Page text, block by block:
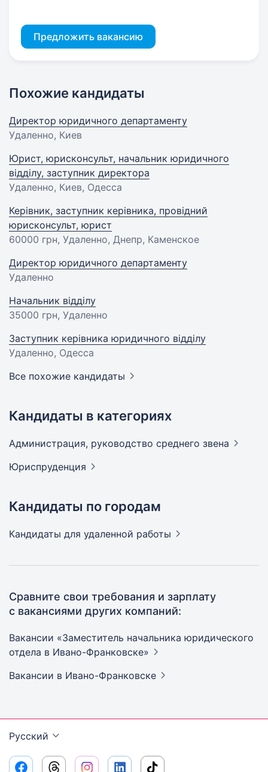
Предложить вакансию
Похожие кандидаты
Директор юридичного департаменту
Удаленно, Киев
Юрист, юрисконсульт, начальник юридичного
відділу, заступник директора
Удаленно, Киев, Одесса
Керівник, заступник керівника, провідний
юрисконсульт, юрист
60000 грн, Удаленно, Днепр, Каменское
Директор юридичного департаменту
Удаленно
Начальник відділу
35000 грн, Удаленно
Заступник керівника юридичного відділу
Удаленно, Одесса
Все похожие кандидаты
Кандидаты в категориях
Администрация, руководство среднего звена
Юриспруденция
Кандидаты по городам
Кандидаты для удаленной работы
Сравните свои требования и зарплату
с вакансиями других компаний:
Вакансии «Заместитель начальника юридического
отдела в Ивано-Франковске»
Вакансии в Ивано-Франковске
Русский